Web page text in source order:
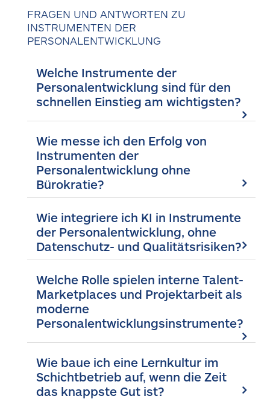
FRAGEN UND ANTWORTEN ZU
INSTRUMENTEN DER
PERSONALENTWICKLUNG
Welche Instrumente der
Personalentwicklung sind für den
schnellen Einstieg am wichtigsten?
Wie messe ich den Erfolg von
Instrumenten der
Personalentwicklung ohne
Bürokratie?
Wie integriere ich KI in Instrumente
der Personalentwicklung, ohne
Datenschutz- und Qualitätsrisiken?
Welche Rolle spielen interne Talent-
Marketplaces und Projektarbeit als
moderne
Personalentwicklungsinstrumente?
Wie baue ich eine Lernkultur im
Schichtbetrieb auf, wenn die Zeit
das knappste Gut ist?